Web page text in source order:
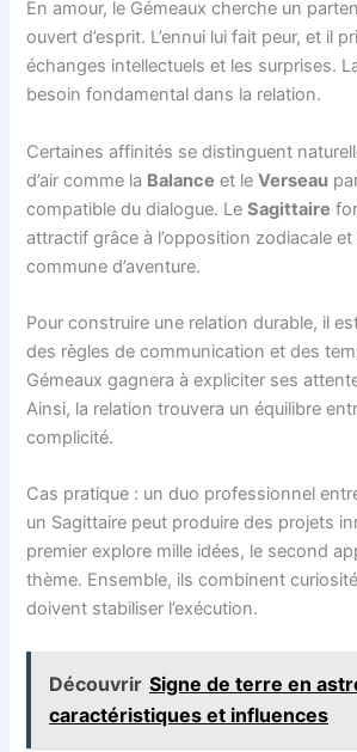
En amour, le Gémeaux cherche un
ouvert d’esprit. L’ennui lui fait peur, et il
échanges intellectuels et les surprises.
besoin fondamental dans la relation.
Certaines affinités se distinguent
d’air comme la Balance et leVerseau
compatible du dialogue. LeSagittaire
attractif grâce à l’opposition zodiacale
commune d’aventure.
Pour construire une relation durable, il
des règles de communication et des
Gémeaux gagnera à expliciter ses
Ainsi, la relation trouvera un équilibre
complicité.
Cas pratique : un duo professionnel
un Sagittaire peut produire des projets
premier explore mille idées, le second
thème. Ensemble, ils combinent
doivent stabiliser l’exécution.
Découvrir Signe de terre en
caractéristiques et influences